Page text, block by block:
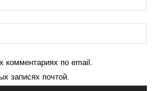
комментариях по email.
записях почтой.